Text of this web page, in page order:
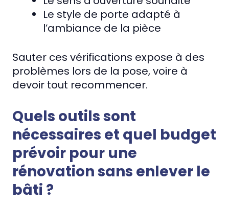
Le style de porte adapté à
l’ambiance de la pièce
Sauter ces vérifications expose à des
problèmes lors de la pose, voire à
devoir tout recommencer.
Quels outils sont
nécessaires et quel budget
prévoir pour une
rénovation sans enlever le
bâti ?